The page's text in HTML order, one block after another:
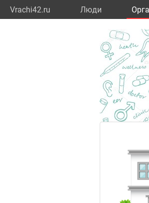
Vrachi42.ru Люди